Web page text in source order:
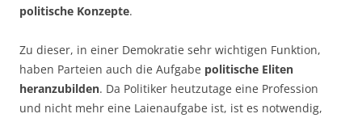
politische Konzepte.
Zu dieser, in einer Demokratie sehr wichtigen Funktion,
haben Parteien auch die Aufgabe politische Eliten
heranzubilden. Da Politiker heutzutage eine Profession
und nicht mehr eine Laienaufgabe ist, ist es notwendig,